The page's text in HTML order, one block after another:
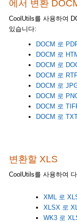
에서 변환
CoolUtils를 사용하여
있습니다:
DOCM 로
DOCM 로
DOCM 로
DOCM 로
DOCM 로
DOCM 로
DOCM 로
DOCM 로
변환할 XLS
CoolUtils를 사용하여
XML 로
XLSX 로
WK3 로